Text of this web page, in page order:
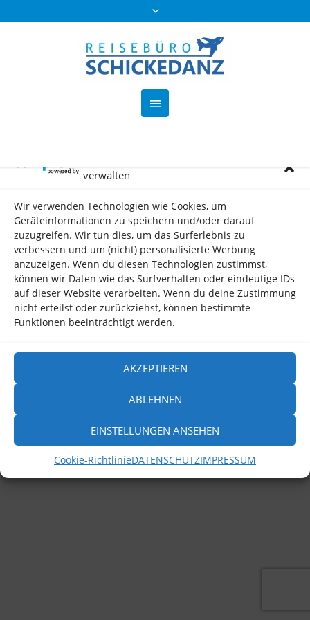
verwalten
Wir verwenden Technologien wie Cookies, um
Geräteinformationen zu speichern und/oder darauf
zuzugreifen. Wir tun dies, um das Surferlebnis zu
verbessern und um (nicht) personalisierte Werbung
anzuzeigen. Wenn du diesen Technologien zustimmst,
können wir Daten wie das Surfverhalten oder eindeutige IDs
auf dieser Website verarbeiten. Wenn du deine Zustimmung
nicht erteilst oder zurückziehst, können bestimmte
Funktionen beeinträchtigt werden.
AKZEPTIEREN
ABLEHNEN
EINSTELLUNGEN ANSEHEN
Cookie-RichtlinieDATENSCHUTZIMPRESSUM
Home //Post Types
START
KONTAKT
DATENSCHUTZ